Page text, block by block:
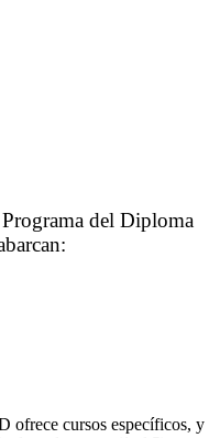
del Diploma
ofrece cursos específicos, y